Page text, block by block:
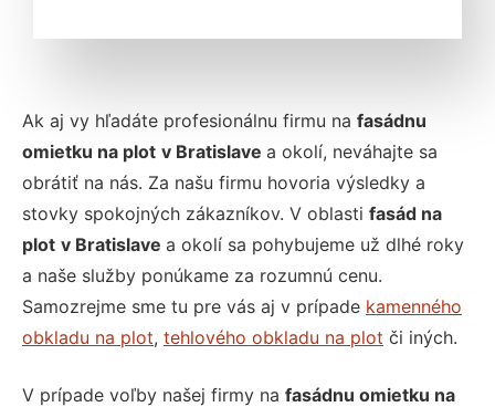
Ak aj vy hľadáte profesionálnu firmu na fasádnu
omietku na plot v Bratislave a okolí, neváhajte sa
obrátiť na nás. Za našu firmu hovoria výsledky a
stovky spokojných zákazníkov. V oblasti fasád na
plot v Bratislave a okolí sa pohybujeme už dlhé roky
a naše služby ponúkame za rozumnú cenu.
Samozrejme sme tu pre vás aj v prípade kamenného
obkladu na plot, tehlového obkladu na plot či iných.
V prípade voľby našej firmy na fasádnu omietku na